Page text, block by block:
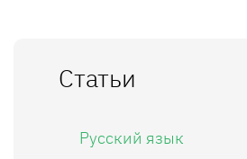
Статьи
Русский язык